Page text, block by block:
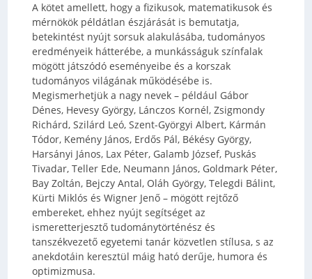
A kötet amellett, hogy a fizikusok, matematikusok és
mérnökök példátlan észjárását is bemutatja,
betekintést nyújt sorsuk alakulásába, tudományos
eredményeik hátterébe, a munkásságuk színfalak
mögött játszódó eseményeibe és a korszak
tudományos világának működésébe is.
Megismerhetjük a nagy nevek – például Gábor
Dénes, Hevesy György, Lánczos Kornél, Zsigmondy
Richárd, Szilárd Leó, Szent-Györgyi Albert, Kármán
Tódor, Kemény János, Erdős Pál, Békésy György,
Harsányi János, Lax Péter, Galamb József, Puskás
Tivadar, Teller Ede, Neumann János, Goldmark Péter,
Bay Zoltán, Bejczy Antal, Oláh György, Telegdi Bálint,
Kürti Miklós és Wigner Jenő – mögött rejtőző
embereket, ehhez nyújt segítséget az
ismeretterjesztő tudománytörténész és
tanszékvezető egyetemi tanár közvetlen stílusa, s az
anekdotáin keresztül máig ható derűje, humora és
optimizmusa.